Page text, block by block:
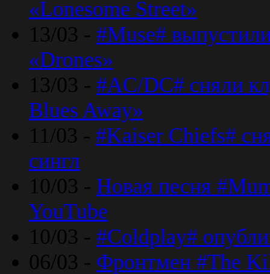
«Lonesome Street»
13/03 - #Muse#
«Drones»
13/03 - #AC/DC# сняли
Blues Away»
11/03 - #Kaiser Chiefs#
сингл
10/03 - Новая песня
YouTube
10/03 - #Coldplay#
06/03 - Фронтмен #The